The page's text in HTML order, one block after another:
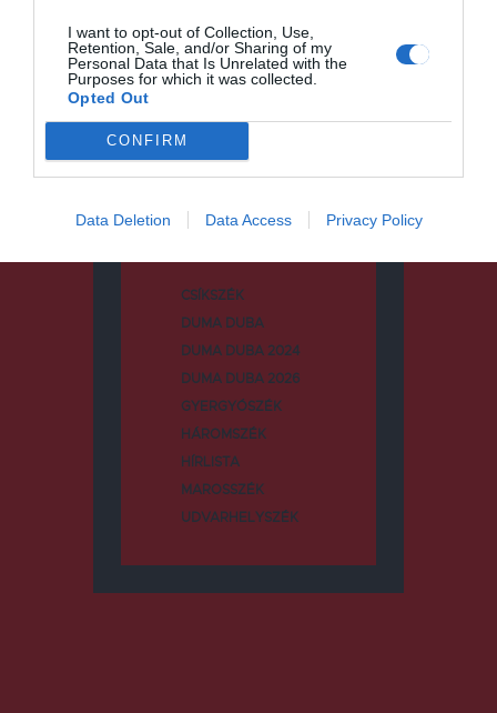
I want to opt-out of Collection, Use,
Retention, Sale, and/or Sharing of my
Personal Data that Is Unrelated with the
Purposes for which it was collected.
Opted Out
CONFIRM
Data Deletion Data Access Privacy Policy
Keresés:
CSÍKSZÉK
DUMA DUBA
DUMA DUBA 2024
DUMA DUBA 2026
GYERGYÓSZÉK
HÁROMSZÉK
HÍRLISTA
MAROSSZÉK
UDVARHELYSZÉK